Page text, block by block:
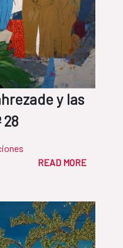
y las
READ MORE